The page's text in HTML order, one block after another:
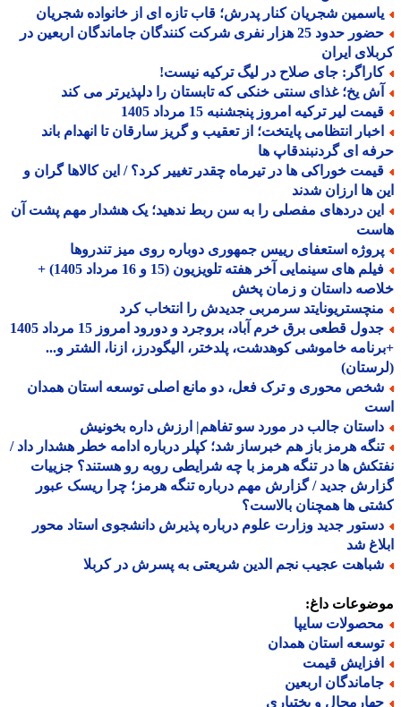
شجریان کنار پدرش؛ قاب تازه ای از خانواده شجریان
حضور حدود 25 هزار نفری شرکت کنندگان جاماندگان اربعین در
ایران
جای صلاح در لیگ ترکیه نیست!
یخ؛ غذای سنتی خنکی که تابستان را دلپذیرتر می کند
لیر ترکیه امروز پنجشنبه 15 مرداد 1405
انتظامی پایتخت؛ از تعقیب و گریز سارقان تا انهدام باند
ای گردنبندقاپ ها
خوراکی ها در تیرماه چقدر تغییر کرد؟ / این کالاها گران و
ها ارزان شدند
دردهای مفصلی را به سن ربط ندهید؛ یک هشدار مهم پشت آن
استعفای رییس جمهوری دوباره روی میز تندروها
فیلم های سینمایی آخر هفته تلویزیون (15 و 16 مرداد 1405) +
داستان و زمان پخش
سرمربی جدیدش را انتخاب کرد
جدول قطعی برق خرم آباد، بروجرد و دورود امروز 15 مرداد 1405
خاموشی کوهدشت، پلدختر، الیگودرز، ازنا، الشتر و...
محوری و ترک فعل، دو مانع اصلی توسعه استان همدان
جالب در مورد سو تفاهم| ارزش داره بخونیش
هرمز باز هم خبرساز شد؛ کپلر درباره ادامه خطر هشدار داد /
ها در تنگه هرمز با چه شرایطی روبه رو هستند؟ جزییات
جدید / گزارش مهم درباره تنگه هرمز؛ چرا ریسک عبور
ها همچنان بالاست؟
جدید وزارت علوم درباره پذیرش دانشجوی استاد محور
شد
عجیب نجم الدین شریعتی به پسرش در کربلا
داغ:
سایپا
استان همدان
قیمت
اربعین
و بختیاری